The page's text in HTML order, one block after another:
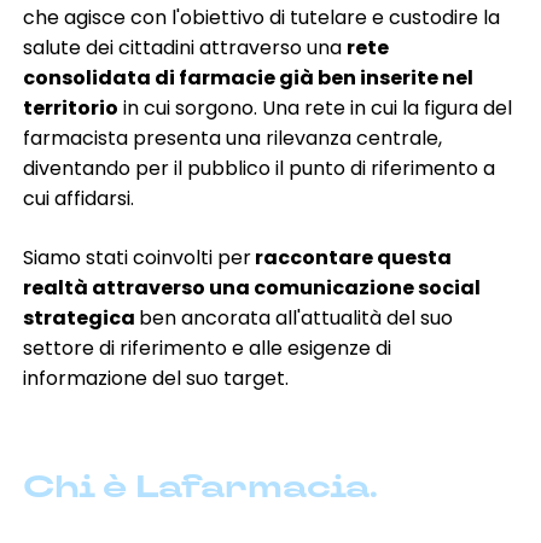
che agisce con l'obiettivo di tutelare e custodire la
salute dei cittadini attraverso una rete
consolidata di farmacie già ben inserite nel
territorio in cui sorgono. Una rete in cui la figura del
farmacista presenta una rilevanza centrale,
diventando per il pubblico il punto di riferimento a
cui affidarsi.
Siamo stati coinvolti perraccontare questa
realtà attraverso una comunicazione social
strategica ben ancorata all'attualità del suo
settore di riferimento e alle esigenze di
informazione del suo target.
Chi è Lafarmacia.